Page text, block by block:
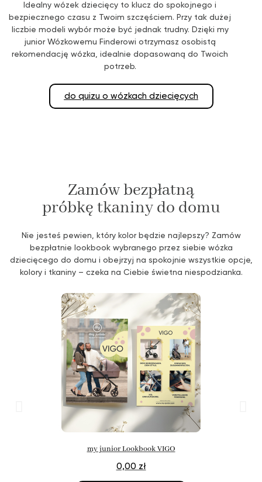
Idealny wózek dziecięcy to klucz do spokojnego i
bezpiecznego czasu z Twoim szczęściem. Przy tak dużej
liczbie modeli wybór może być jednak trudny. Dzięki my
junior️ Wózkowemu Finderowi otrzymasz osobistą
rekomendację wózka, idealnie dopasowaną do Twoich
potrzeb.
do quizu o wózkach dziecięcych
Zamów bezpłatną
próbkę tkaniny do domu
Nie jesteś pewien, który kolor będzie najlepszy? Zamów
bezpłatnie lookbook wybranego przez siebie wózka
dziecięcego do domu i obejrzyj na spokojnie wszystkie opcje,
kolory i tkaniny – czeka na Ciebie świetna niespodzianka.
my junior Lookbook VIGO
0,00 zł